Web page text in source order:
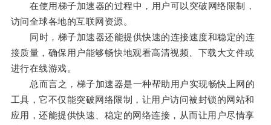
在使用梯子加速器的过程中，用户可以突破网络限制，
访问全球各地的互联网资源。
同时，梯子加速器还能提供快速的连接速度和稳定的连
接质量，确保用户能够畅快地观看高清视频、下载大文件或
进行在线游戏。
总而言之，梯子加速器是一种帮助用户实现畅快上网的
工具，它不仅能突破网络限制，让用户访问被封锁的网站和
应用，还能提供快速、稳定的网络连接，从而让用户尽情享